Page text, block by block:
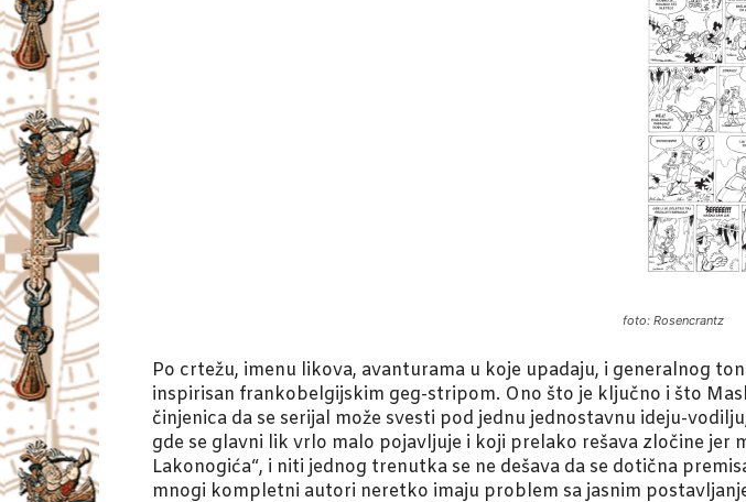
foto: Rosencrantz
Po crtežu, imenu likova, avanturama u koje upadaju, i generalnog
inspirisan frankobelgijskim geg-stripom. Ono što je ključno i što
činjenica da se serijal može svesti pod jednu jednostavnu ideju-
gde se glavni lik vrlo malo pojavljuje i koji prelako rešava zločine jer
Lakonogića“, i niti jednog trenutka se ne dešava da se dotična
mnogi kompletni autori neretko imaju problem sa jasnim